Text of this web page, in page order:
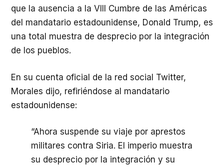
que la ausencia a la VIII Cumbre de las Américas
del mandatario estadounidense, Donald Trump, es
una total muestra de desprecio por la integración
de los pueblos.
En su cuenta oficial de la red social Twitter,
Morales dijo, refiriéndose al mandatario
estadounidense:
“Ahora suspende su viaje por aprestos
militares contra Siria. El imperio muestra
su desprecio por la integración y su